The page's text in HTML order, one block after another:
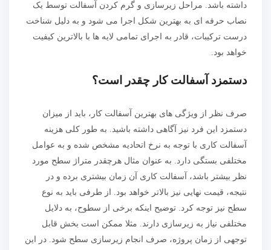
داشته باشد. مراحل زیرسازی و گرم کردن آسفالت توسط یک
نصاب حرفه ای به بهترین شکل اجرا می شود و به دلیل شناخت
درست ترکیبات، قادر به اجرای تمامی لایه ها با بالاترین کیفیت
خواهد بود.
دستمزد آسفالت کار چقدر است؟
صرف نظر از ویژگی های بهترین آسفالت کار، باید از میزان
دستمزد این فرد نیز آگاهی داشته باشید. به طور کلی هزینه
آسفالت کاری با توجه به نرخ اتحادیه مشخص شده و به عوامل
مختلفی بستگی دارد. به عنوان مثال هرچقدر متراژ سطح مورد
نظر بیشتر باشد، آسفالت کاری آن زمان بیشتری برده و در
نتیجه، قیمت نهایی نیز بالاتر خواهد بود. از طرفی باید به نوع
سطح نیز توجه کرد. توضیح اینکه برخی از سطوح، به دلایل
مختلفی نیاز به زیرسازی دارند. مثلا ممکن است بخش قابل
توجهی از زمان پروژه، صرف انجام زیرسازی سطح شود. در این